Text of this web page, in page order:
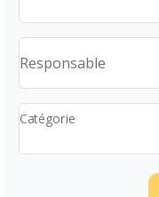
Responsable
Catégorie